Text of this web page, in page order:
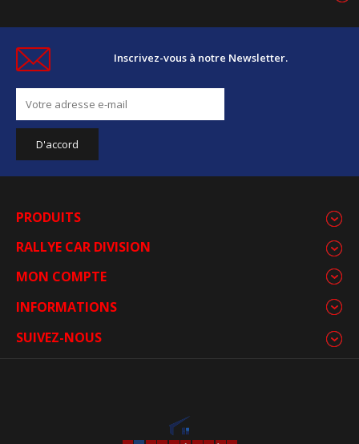
Inscrivez-vous à notre Newsletter.
PRODUITS
RALLYE CAR DIVISION
MON COMPTE
INFORMATIONS
SUIVEZ-NOUS